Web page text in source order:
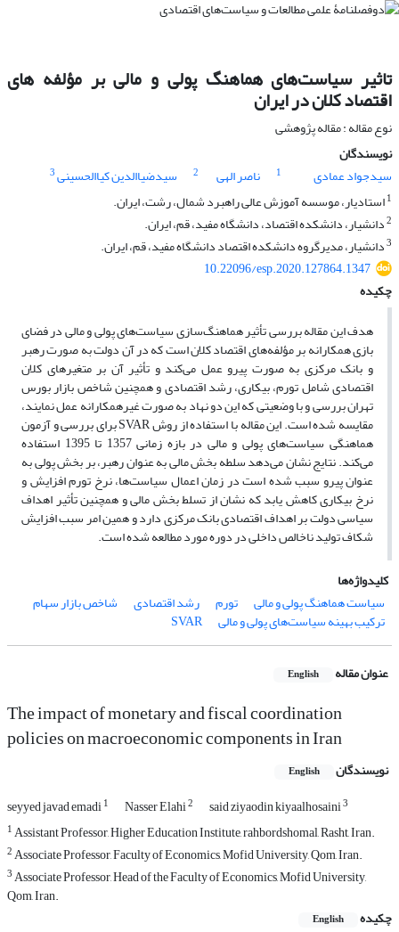
تاثیر سیاست‌های هماهنگ پولی و مالی بر مؤلفه های
اقتصاد کلان در ایران
نوع مقاله : مقاله پژوهشی
نویسندگان
سیدجواد عمادی
1 ناصر الهی 2 سیدضیاالدین کیاالحسینی3
1استادیار، موسسه آموزش عالی راهبرد شمال، رشت، ایران.
2دانشیار، دانشکده اقتصاد، دانشگاه مفید، قم، ایران.
3دانشیار، مدیرگروه دانشکده اقتصاد دانشگاه مفید، قم،‌ ایران.
10.22096/esp.2020.127864.1347
چکیده
هدف این مقاله بررسی تأثیر هماهنگ‌سازی سیاست‌های پولی و مالی در فضای
بازی همکارانه‌ بر مؤلفه‌های اقتصاد کلان است که در آن دولت به صورت رهبر
و بانک مرکزی به صورت پیرو عمل می‌کند و تأثیر آن بر متغیرهای کلان
اقتصادی شامل تورم، بیکاری، رشد اقتصادی و همچنین شاخص بازار بورس
تهران بررسی و با وضعیتی که این دو نهاد به صورت غیرهمکارانه عمل نمایند،
مقایسه شده است. این مقاله با استفاده از روش SVAR برای بررسی و آزمون
هماهنگی‌ سیاست‌های پولی و مالی در بازه زمانی 1357 تا 1395 استفاده
می‌کند. نتایج نشان می‌دهد سلطه بخش مالی به عنوان رهبر، بر بخش پولی به
عنوان پیرو سبب شده است در زمان اعمال سیاست‌ها، نرخ تورم افزایش و
نرخ بیکاری کاهش یابد که نشان‌ از تسلط بخش مالی و همچنین تأثیر اهداف
سیاسی دولت بر اهداف اقتصادی بانک مرکزی دارد و همین امر سبب افزایش
شکاف تولید ناخالص داخلی در دوره مورد مطالعه شده است.
کلیدواژه‌ها
سیاست هماهنگ پولی و مالی
تورم رشد اقتصادی شاخص بازار سهام
ترکیب بهینه سیاست‌های پولی و مالی SVAR
عنوان مقاله English
The impact of monetary and fiscal coordination
policies on macroeconomic components in Iran
نویسندگان English
seyyed javad emadi1 Nasser Elahi2 said ziyaodin kiyaalhosaini3
1Assistant Professor, Higher Education Institute, rahbordshomal, Rasht, Iran.
2Associate Professor, Faculty of Economics, Mofid University, Qom, Iran.
3Associate Professor, Head of the Faculty of Economics, Mofid University,
Qom, Iran.
چکیده
English